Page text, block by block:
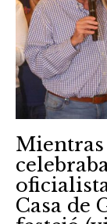
Mientras
Casa de